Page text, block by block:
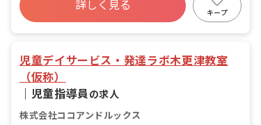
詳しく見る
キープ
児童デイサービス・発達ラボ木更津教室
（仮称）
児童指導員の求人
株式会社ココアンドルックス